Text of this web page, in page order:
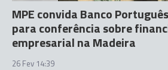
MPE convida Banco
para conferência sobre
empresarial na Madeira
26 Fev 14:39